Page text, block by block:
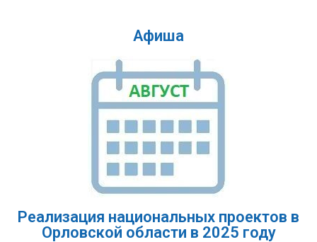
Афиша
Реализация национальных проектов в
Орловской области в 2025 году